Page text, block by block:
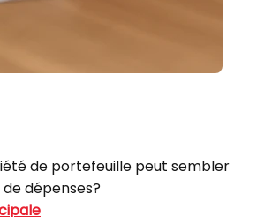
de portefeuille peut sembler
dépenses?